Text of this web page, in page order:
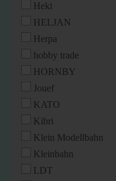
Heki
HELJAN
Herpa
hobby trade
HORNBY
Jouef
KATO
Kibri
Klein Modellbahn
Kleinbahn
LDT